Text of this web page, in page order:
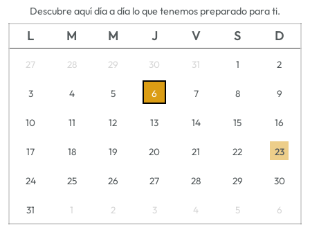
Descubre aquí día a día lo que tenemos preparado para ti.
L M M J V S D
27 28 29 30 31 1 2
3 4 5 6 7 8 9
10 11 12 13 14 15 16
17 18 19 20 21 22 23
24 25 26 27 28 29 30
31 1 2 3 4 5 6